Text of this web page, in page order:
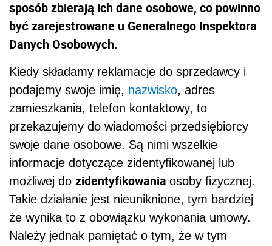
sposób zbierają ich dane osobowe, co powinno
być zarejestrowane u Generalnego Inspektora
Danych Osobowych.
Kiedy składamy reklamacje do sprzedawcy i
podajemy swoje imię, nazwisko, adres
zamieszkania, telefon kontaktowy, to
przekazujemy do wiadomości przedsiębiorcy
swoje dane osobowe. Są nimi wszelkie
informacje dotyczące zidentyfikowanej lub
możliwej do zidentyfikowania osoby fizycznej.
Takie działanie jest nieuniknione, tym bardziej
że wynika to z obowiązku wykonania umowy.
Należy jednak pamiętać o tym, że w tym